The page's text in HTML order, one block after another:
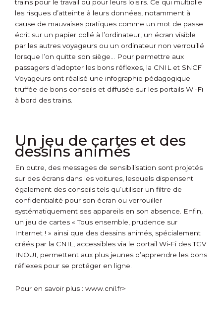
trains pour le travail ou pour leurs loisirs. Ce qui multiplie
les risques d’atteinte à leurs données, notamment à
cause de mauvaises pratiques comme un mot de passe
écrit sur un papier collé à l’ordinateur, un écran visible
par les autres voyageurs ou un ordinateur non verrouillé
lorsque l’on quitte son siège… Pour permettre aux
passagers d’adopter les bons réflexes, la CNIL et SNCF
Voyageurs ont réalisé une infographie pédagogique
truffée de bons conseils et diffusée sur les portails Wi-Fi
à bord des trains.
Un jeu de cartes et des
dessins animés
En outre, des messages de sensibilisation sont projetés
sur des écrans dans les voitures, lesquels dispensent
également des conseils tels qu’utiliser un filtre de
confidentialité pour son écran ou verrouiller
systématiquement ses appareils en son absence. Enfin,
un jeu de cartes « Tous ensemble, prudence sur
Internet ! » ainsi que des dessins animés, spécialement
créés par la CNIL, accessibles via le portail Wi-Fi des TGV
INOUI, permettent aux plus jeunes d’apprendre les bons
réflexes pour se protéger en ligne.
Pour en savoir plus : www.cnil.fr>